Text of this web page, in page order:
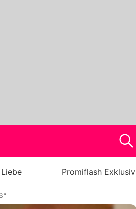
Promiflash Exklusiv